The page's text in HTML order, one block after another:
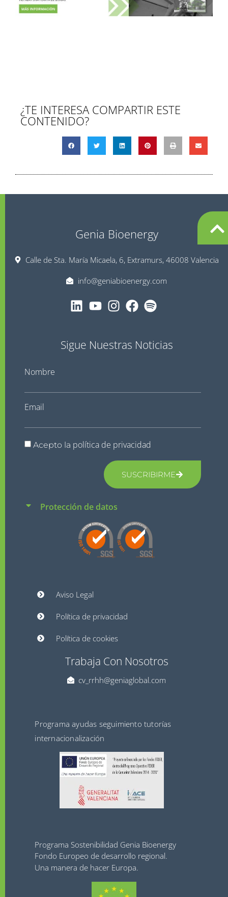
¿TE INTERESA COMPARTIR ESTE
CONTENIDO?
Genia Bioenergy
Calle de Sta. María Micaela, 6, Extramurs, 46008 Valencia
info@geniabioenergy.com
Sigue Nuestras Noticias
Nombre
Email
Acepto la política de privacidad
SUSCRIBIRME
Protección de datos
Aviso Legal
Política de privacidad
Política de cookies
Trabaja Con Nosotros
cv_rrhh@geniaglobal.com
Programa ayudas seguimiento tutorías
internacionalización
Programa Sostenibilidad Genia Bioenergy
Fondo Europeo de desarrollo regional.
Una manera de hacer Europa.